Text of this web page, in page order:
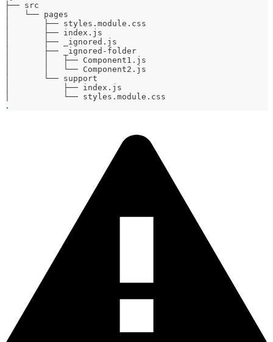
├── src
│   └── pages
│       ├── styles.module.css
│       ├── index.js
│       ├── _ignored.js
│       ├── _ignored-folder
│       │   ├── Component1.js
│       │   └── Component2.js
│       └── support
│           ├── index.js
│           └── styles.module.css
.